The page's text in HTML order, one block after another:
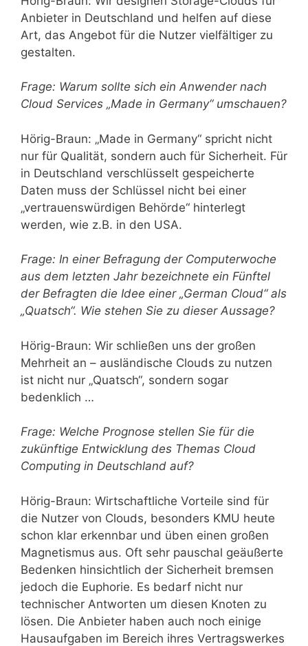
Anbieter in Deutschland und helfen auf diese
Art, das Angebot für die Nutzer vielfältiger zu
gestalten.
Frage: Warum sollte sich ein Anwender nach
Cloud Services „Made in Germany“ umschauen?
Hörig-Braun: „Made in Germany“ spricht nicht
nur für Qualität, sondern auch für Sicherheit. Für
in Deutschland verschlüsselt gespeicherte
Daten muss der Schlüssel nicht bei einer
„vertrauenswürdigen Behörde“ hinterlegt
werden, wie z.B. in den USA.
Frage: In einer Befragung der Computerwoche
aus dem letzten Jahr bezeichnete ein Fünftel
der Befragten die Idee einer „German Cloud“ als
„Quatsch“. Wie stehen Sie zu dieser Aussage?
Hörig-Braun: Wir schließen uns der großen
Mehrheit an – ausländische Clouds zu nutzen
ist nicht nur „Quatsch“, sondern sogar
bedenklich …
Frage: Welche Prognose stellen Sie für die
zukünftige Entwicklung des Themas Cloud
Computing in Deutschland auf?
Hörig-Braun: Wirtschaftliche Vorteile sind für
die Nutzer von Clouds, besonders KMU heute
schon klar erkennbar und üben einen großen
Magnetismus aus. Oft sehr pauschal geäußerte
Bedenken hinsichtlich der Sicherheit bremsen
jedoch die Euphorie. Es bedarf nicht nur
technischer Antworten um diesen Knoten zu
lösen. Die Anbieter haben auch noch einige
Hausaufgaben im Bereich ihres Vertragswerkes